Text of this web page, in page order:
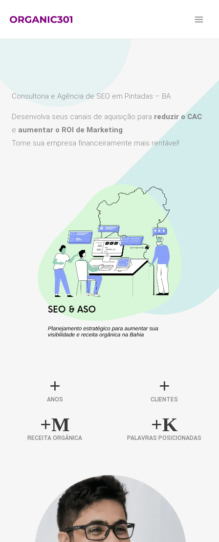
para
Consultoria e Agência de SEO em Pintadas – BA
Desenvolva seus canais de aquisição para reduzir o CAC
e aumentar o ROI de Marketing.
Torne sua empresa financeiramente mais rentável!
+
ANOS
+
CLIENTES
+M
RECEITA ORGÂNICA
+K
PALAVRAS POSICIONADAS